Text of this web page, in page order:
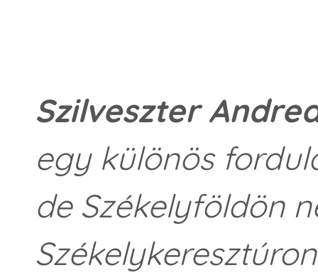
Szilveszter
egy különös
de Székelyföldön